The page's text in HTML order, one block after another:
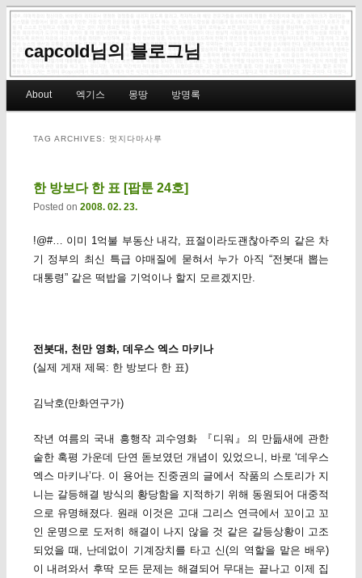
capcold님의 블로그님
Skip to primary content
Skip to secondary content
About 엑기스 몽땅 방명록
TAG ARCHIVES: 멋지다마사루
한 방보다 한 표 [팝툰 24호]
Posted on 2008. 02. 23.
!@#… 이미 1억불 부동산 내각, 표절이라도괜찮아주의 같은 차
기 정부의 최신 특급 야매질에 묻혀서 누가 아직 “전봇대 뽑는
대통령” 같은 떡밥을 기억이나 할지 모르겠지만.
전봇대, 천만 영화, 데우스 엑스 마키나
(실제 게재 제목: 한 방보다 한 표)
김낙호(만화연구가)
작년 여름의 국내 흥행작 괴수영화 『디워』의 만듦새에 관한
숱한 혹평 가운데 단연 돋보였던 개념이 있었으니, 바로 ‘데우스
엑스 마키나’다. 이 용어는 진중권의 글에서 작품의 스토리가 지
니는 갈등해결 방식의 황당함을 지적하기 위해 동원되어 대중적
으로 유명해졌다. 원래 이것은 고대 그리스 연극에서 꼬이고 꼬
인 운명으로 도저히 해결이 나지 않을 것 같은 갈등상황이 고조
되었을 때, 난데없이 기계장치를 타고 신(의 역할을 맡은 배우)
이 내려와서 후딱 모든 문제는 해결되어 무대는 끝나고 이제 집